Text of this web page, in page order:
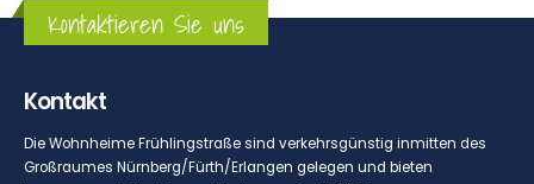
Kontaktieren Sie uns
Kontakt
Die Wohnheime Frühlingstraße sind verkehrsgünstig inmitten des
Großraumes Nürnberg/Fürth/Erlangen gelegen und bieten